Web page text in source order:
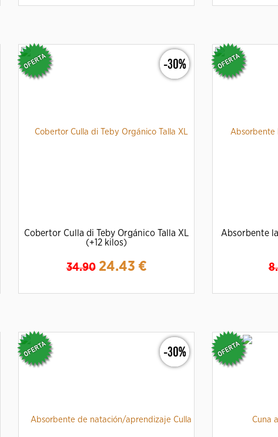
-30%
Cobertor Culla di Teby Orgánico Talla XL
(+12 kilos)
34.90 24.43 €
Absorbente
-30%